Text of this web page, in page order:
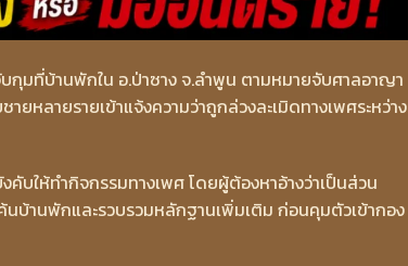
กุมที่บ้านพักใน อ.ป่าซาง จ.ลำพูน ตามหมายจับศาลอาญา
ายหลายรายเข้าแจ้งความว่าถูกล่วงละเมิดทางเพศระหว่าง
คับให้ทำกิจกรรมทางเพศ โดยผู้ต้องหาอ้างว่าเป็นส่วน
นบ้านพักและรวบรวมหลักฐานเพิ่มเติม ก่อนคุมตัวเข้ากอง